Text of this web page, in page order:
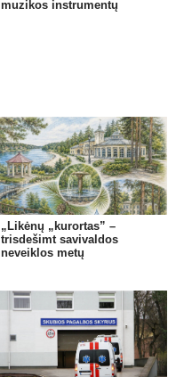
muzikos instrumentų
„Likėnų „kurortas” –
trisdešimt savivaldos
neveiklos metų